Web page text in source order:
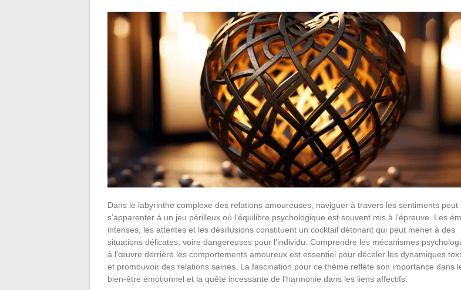
Dans le labyrinthe complexe des relations amoureuses, naviguer à travers les sentiments peut
s’apparenter à un jeu périlleux où l’équilibre psychologique est souvent mis à l’épreuve. Les
intenses, les attentes et les désillusions constituent un cocktail détonant qui peut mener à des
situations délicates, voire dangereuses pour l’individu. Comprendre les mécanismes
à l’œuvre derrière les comportements amoureux est essentiel pour déceler les dynamiques
et promouvoir des relations saines. La fascination pour ce thème reflète son importance dans
bien-être émotionnel et la quête incessante de l’harmonie dans les liens affectifs.